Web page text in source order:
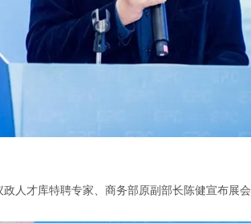
政人才库特聘专家、商务部原副部长陈健宣布展